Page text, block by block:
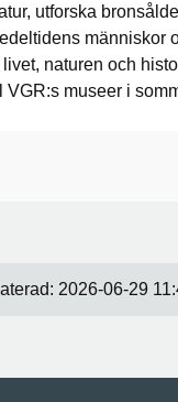
utforska
människor
naturen och
VGR:s museer i
2026-06-29